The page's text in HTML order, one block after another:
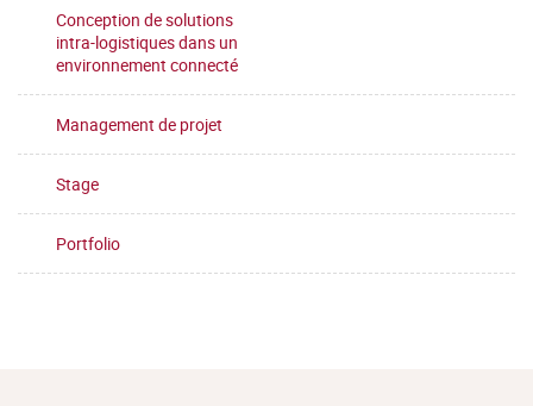
Conception de solutions
intra-logistiques dans un
environnement connecté
Management de projet
Stage
Portfolio